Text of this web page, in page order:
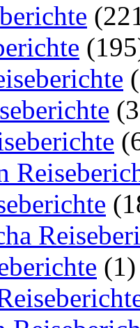
(1)